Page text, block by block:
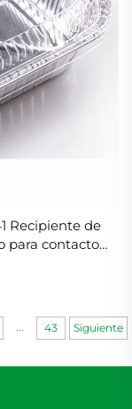
Recipiente de
para contacto
43 Siguiente